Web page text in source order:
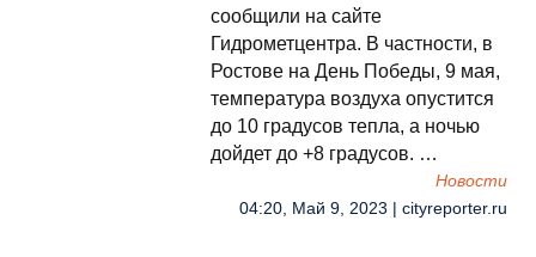
сообщили на сайте
Гидрометцентра. В частности, в
Ростове на День Победы, 9 мая,
температура воздуха опустится
до 10 градусов тепла, а ночью
дойдет до +8 градусов. …
Новости
04:20, Май 9, 2023 | cityreporter.ru